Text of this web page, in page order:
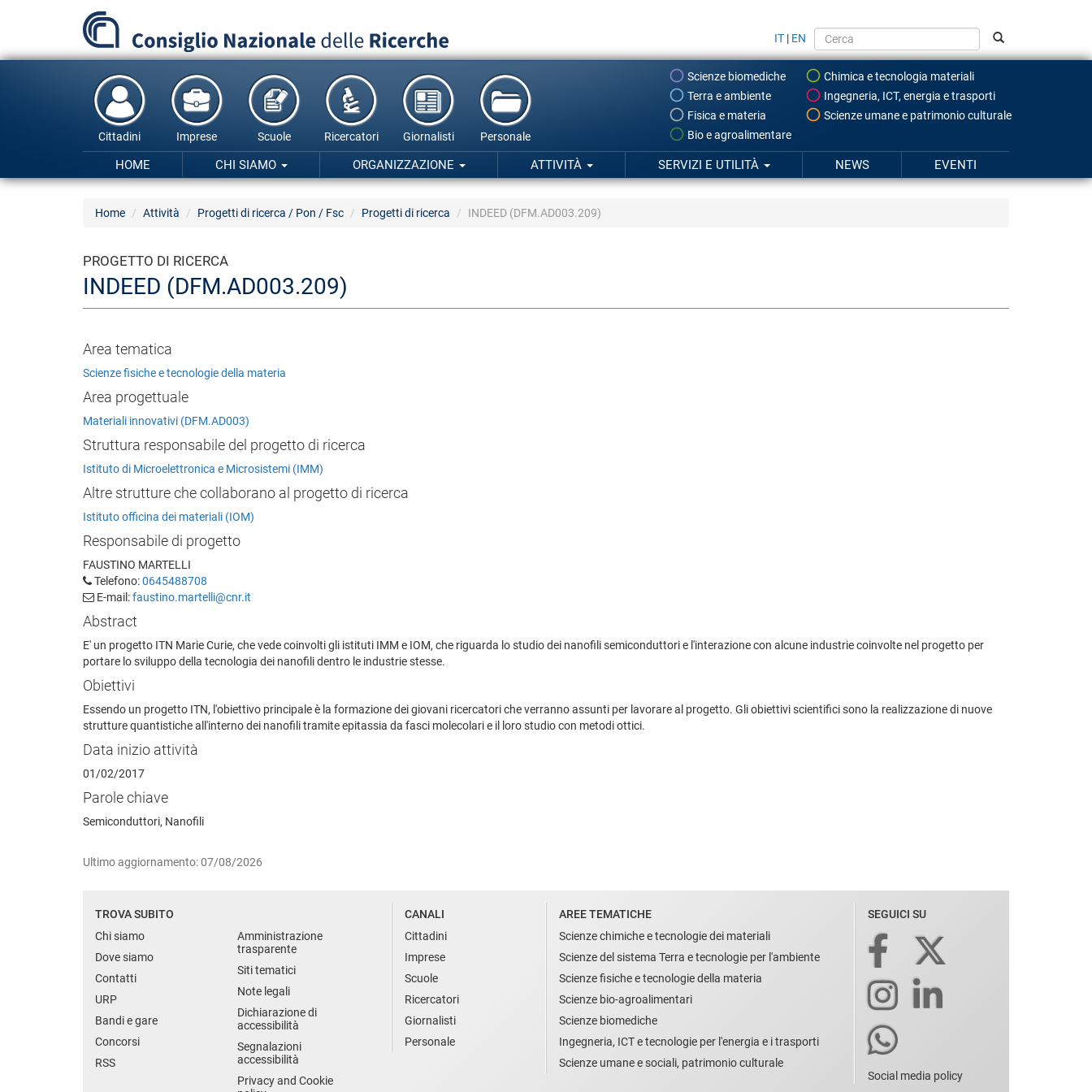
principale
IT | EN
Scienze biomediche
Chimica e tecnologia materiali
Terra e ambiente
Ingegneria, ICT, energia e trasporti
Fisica e materia
Scienze umane e patrimonio culturale
Bio e agroalimentare
Cittadini Imprese Scuole Ricercatori Giornalisti Personale
HOME CHI SIAMO ORGANIZZAZIONE ATTIVITÀ SERVIZI E UTILITÀ NEWS EVENTI
Home Attività Progetti di ricerca / Pon / Fsc Progetti di ricerca INDEED (DFM.AD003.209)
PROGETTO DI RICERCA
INDEED (DFM.AD003.209)
Area tematica
Scienze fisiche e tecnologie della materia
Area progettuale
Materiali innovativi (DFM.AD003)
Struttura responsabile del progetto di ricerca
Istituto di Microelettronica e Microsistemi (IMM)
Altre strutture che collaborano al progetto di ricerca
Istituto officina dei materiali (IOM)
Responsabile di progetto
FAUSTINO MARTELLI
Telefono:0645488708
E-mail:faustino.martelli@cnr.it
Abstract
E' un progetto ITN Marie Curie, che vede coinvolti gli istituti IMM e IOM, che riguarda lo studio dei nanofili semiconduttori e l'interazione con alcune industrie coinvolte nel progetto per
portare lo sviluppo della tecnologia dei nanofili dentro le industrie stesse.
Obiettivi
Essendo un progetto ITN, l'obiettivo principale è la formazione dei giovani ricercatori che verranno assunti per lavorare al progetto. Gli obiettivi scientifici sono la realizzazione di nuove
strutture quantistiche all'interno dei nanofili tramite epitassia da fasci molecolari e il loro studio con metodi ottici.
Data inizio attività
01/02/2017
Parole chiave
Semiconduttori, Nanofili
Ultimo aggiornamento: 07/08/2026
TROVA SUBITO
Chi siamo
Dove siamo
Contatti
URP
Bandi e gare
Concorsi
RSS
Amministrazione
trasparente
Siti tematici
Note legali
Dichiarazione di
accessibilità
Segnalazioni
accessibilità
Privacy and Cookie
CANALI
Cittadini
Imprese
Scuole
Ricercatori
Giornalisti
Personale
AREE TEMATICHE
Scienze chimiche e tecnologie dei materiali
Scienze del sistema Terra e tecnologie per l'ambiente
Scienze fisiche e tecnologie della materia
Scienze bio-agroalimentari
Scienze biomediche
Ingegneria, ICT e tecnologie per l'energia e i trasporti
Scienze umane e sociali, patrimonio culturale
SEGUICI SU
Social media policy